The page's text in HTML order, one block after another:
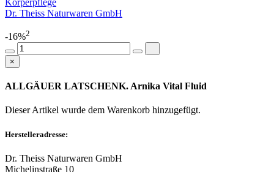
Dr. Theiss Naturwaren GmbH
-16%2
×
ALLGÄUER LATSCHENK. Arnika Vital Fluid
Dieser Artikel wurde dem Warenkorb hinzugefügt.
Herstelleradresse:
Dr. Theiss Naturwaren GmbH
Michelinstraße 10